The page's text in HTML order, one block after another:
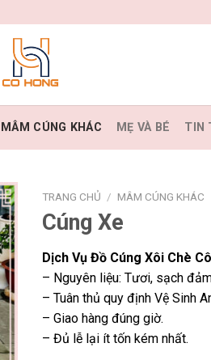
MÂM CÚNG KHÁC MẸ VÀ BÉ TIN
TRANG CHỦ / MÂM CÚNG KHÁC
Cúng Xe
Dịch Vụ Đồ Cúng Xôi Chè
– Nguyên liệu: Tươi, sạch
– Tuân thủ quy định Vệ Sinh
– Giao hàng đúng giờ.
– Đủ lễ lại ít tốn kém nhất.